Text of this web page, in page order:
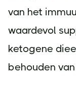
van het
waardevol
ketogene
behouden